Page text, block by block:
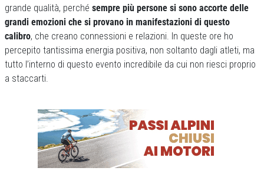
grande qualità, perché sempre più persone si sono accorte delle
grandi emozioni che si provano in manifestazioni di questo
calibro, che creano connessioni e relazioni. In queste ore ho
percepito tantissima energia positiva, non soltanto dagli atleti, ma
tutto l’interno di questo evento incredibile da cui non riesci proprio
a staccarti.